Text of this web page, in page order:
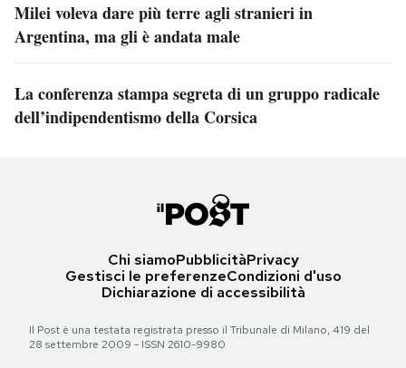
Milei voleva dare più terre agli stranieri in
Argentina, ma gli è andata male
La conferenza stampa segreta di un gruppo radicale
dell’indipendentismo della Corsica
Chi siamoPubblicitàPrivacy
Gestisci le preferenzeCondizioni d'uso
Dichiarazione di accessibilità
Il Post è una testata registrata presso il Tribunale di Milano, 419 del
28 settembre 2009 - ISSN 2610-9980